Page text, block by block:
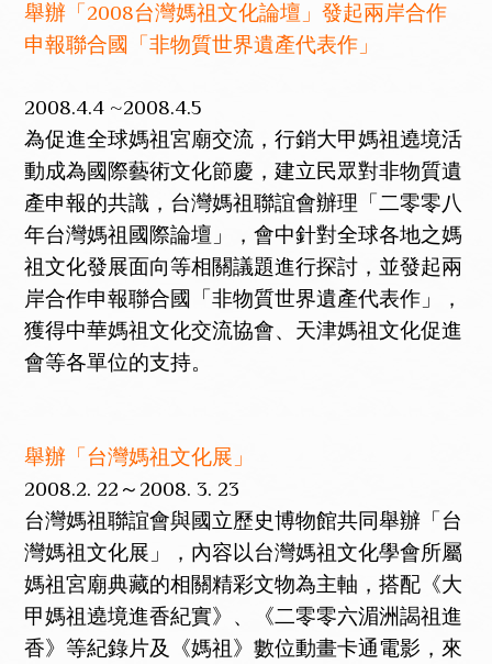
舉辦「2008台灣媽祖文化論壇」發起兩岸合作
申報聯合國「非物質世界遺產代表作」
2008.4.4 ~2008.4.5
為促進全球媽祖宮廟交流，行銷大甲媽祖遶境活
動成為國際藝術文化節慶，建立民眾對非物質遺
產申報的共識，台灣媽祖聯誼會辦理「二零零八
年台灣媽祖國際論壇」，會中針對全球各地之媽
祖文化發展面向等相關議題進行探討，並發起兩
岸合作申報聯合國「非物質世界遺產代表作」，
獲得中華媽祖文化交流協會、天津媽祖文化促進
會等各單位的支持。
舉辦「台灣媽祖文化展」
2008.2. 22～2008. 3. 23
台灣媽祖聯誼會與國立歷史博物館共同舉辦「台
灣媽祖文化展」，內容以台灣媽祖文化學會所屬
媽祖宮廟典藏的相關精彩文物為主軸，搭配《大
甲媽祖遶境進香紀實》、《二零零六湄洲謁祖進
香》等紀錄片及《媽祖》數位動畫卡通電影，來